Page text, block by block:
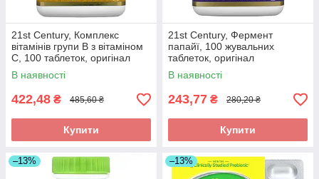
21st Century, Комплекс
вітамінів групи B з вітаміном
C, 100 таблеток, оригінал
В наявності
422,48 ₴ 485,60 ₴
Купити
21st Century, Фермент
папайї, 100 жувальних
таблеток, оригінал
В наявності
243,77 ₴ 280,20 ₴
Купити
–13% –13%